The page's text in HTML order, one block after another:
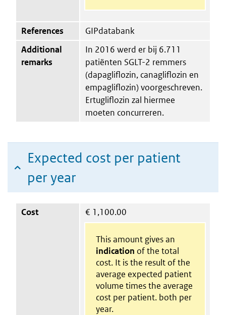
References
GIPdatabank
Additional
remarks
In 2016 werd er bij 6.711
patiënten SGLT-2 remmers
(dapagliflozin, canagliflozin en
empagliflozin) voorgeschreven.
Ertugliflozin zal hiermee
moeten concurreren.
Expected cost per patient
per year
Cost € 1,100.00
This amount gives an
indication of the total
cost. It is the result of the
average expected patient
volume times the average
cost per patient. both per
year.